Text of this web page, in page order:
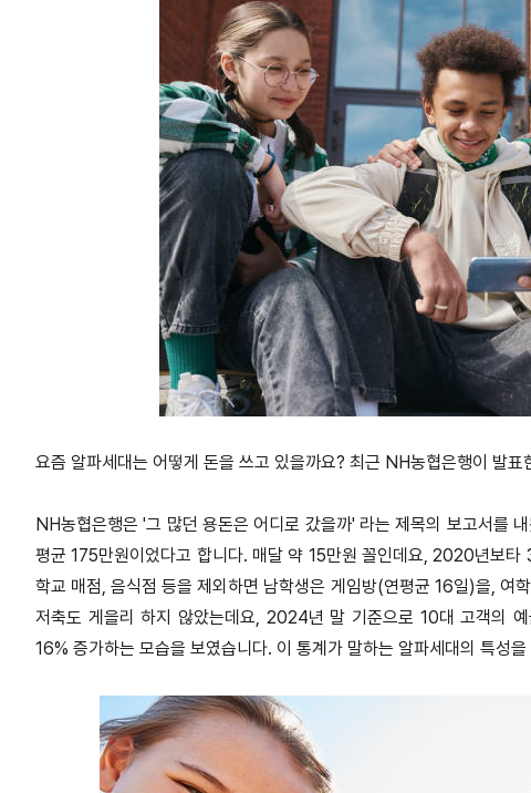
요즘 알파세대는 어떻게 돈을 쓰고 있을까요? 최근 NH농협은행이 발
NH농협은행은 '그 많던 용돈은 어디로 갔을까' 라는 제목의 보고서를
평균 175만원이었다고 합니다. 매달 약 15만원 꼴인데요, 2020년보
학교 매점, 음식점 등을 제외하면 남학생은 게임방(연평균 16일)을, 여
저축도 게을리 하지 않았는데요, 2024년 말 기준으로 10대 고객의
16% 증가하는 모습을 보였습니다. 이 통계가 말하는 알파세대의 특성